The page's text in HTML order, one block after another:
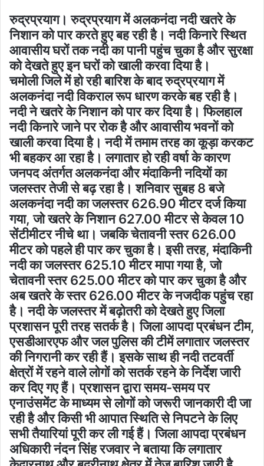
रुद्रप्रयाग। रुद्रप्रयाग में अलकनंदा नदी खतरे के
निशान को पार करते हुए बह रही है। नदी किनारे स्थित
आवासीय घरों तक नदी का पानी पहुंच चुका है और सुरक्षा
को देखते हुए इन घरों को खाली करवा दिया है।
चमोली जिले में हो रही बारिश के बाद रुद्रप्रयाग में
अलकनंदा नदी विकराल रूप धारण करके बह रही है।
नदी ने खतरे के निशान को पार कर दिया है। फिलहाल
नदी किनारे जाने पर रोक है और आवासीय भवनों को
खाली करवा दिया है। नदी में तमाम तरह का कूड़ा करकट
भी बहकर आ रहा है। लगातार हो रही वर्षा के कारण
जनपद अंतर्गत अलकनंदा और मंदाकिनी नदियों का
जलस्तर तेजी से बढ़ रहा है। शनिवार सुबह 8 बजे
अलकनंदा नदी का जलस्तर 626.90 मीटर दर्ज किया
गया, जो खतरे के निशान 627.00 मीटर से केवल 10
सेंटीमीटर नीचे था। जबकि चेतावनी स्तर 626.00
मीटर को पहले ही पार कर चुका है। इसी तरह, मंदाकिनी
नदी का जलस्तर 625.10 मीटर मापा गया है, जो
चेतावनी स्तर 625.00 मीटर को पार कर चुका है और
अब खतरे के स्तर 626.00 मीटर के नजदीक पहुंच रहा
है। नदी के जलस्तर में बढ़ोतरी को देखते हुए जिला
प्रशासन पूरी तरह सतर्क है। जिला आपदा प्रबंधन टीम,
एसडीआरएफ और जल पुलिस की टीमें लगातार जलस्तर
की निगरानी कर रही हैं। इसके साथ ही नदी तटवर्ती
क्षेत्रों में रहने वाले लोगों को सतर्क रहने के निर्देश जारी
कर दिए गए हैं। प्रशासन द्वारा समय-समय पर
एनाउंसमेंट के माध्यम से लोगों को जरूरी जानकारी दी जा
रही है और किसी भी आपात स्थिति से निपटने के लिए
सभी तैयारियां पूरी कर ली गई हैं। जिला आपदा प्रबंधन
अधिकारी नंदन सिंह रजवार ने बताया कि लगातार